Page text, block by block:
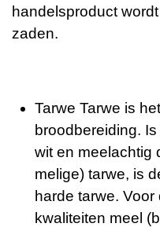
handelsproduct
zaden.
Tarwe Tarwe is
broodbereiding.
wit en meelachtig
melige) tarwe, is
harde tarwe.
kwaliteiten meel